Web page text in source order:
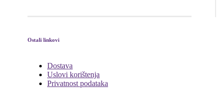
Ostali linkovi
Dostava
Uslovi korištenja
Privatnost podataka